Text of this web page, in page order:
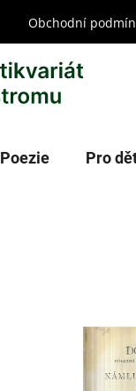
Obchodní
Poezie Pro